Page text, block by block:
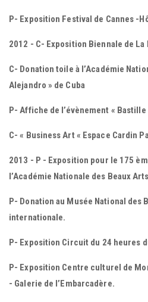
P- Exposition Festival de Cannes -
2012 - C- Exposition Biennale de La
C- Donation toile à l’Académie
Alejandro » de Cuba
P- Affiche de l’évènement « Bastille
C- « Business Art « Espace Cardin
2013 - P - Exposition pour le 175
l’Académie Nationale des Beaux
P- Donation au Musée National des
internationale.
P- Exposition Circuit du 24 heures
P- Exposition Centre culturel de
- Galerie de l’Embarcadère.